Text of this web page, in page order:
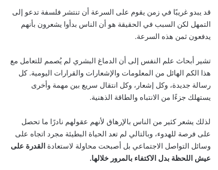
قد يبدو غريبًا في زمن يقوم على السرعة أن تنتشر فلسفة تدعو إلى
التمهل لكن السبب في الحقيقة هو أن الناس بدأوا يشعرون بأنهم
يدفعون ثمن هذه السرعة.
تشير أبحاث علم النفس إلى أن الدماغ البشري لم يُصمم للتعامل مع
هذا الكم الهائل من المعلومات والإشعارات والقرارات اليومية. كل
رسالة جديدة، وكل إشعار، وكل انتقال سريع بين مهمة وأخرى
يستهلك جزءًا من الانتباه والطاقة الذهنية.
لذلك يشعر كثير من الناس بالإرهاق لأنهم عقولهم نادرًا ما تحصل
على فرصة للهدوء، وبالتالي لم تعد الحياة البطيئة مجرد اتجاه على
وسائل التواصل الاجتماعي بل أصبحت محاولة لاستعادة القدرة على
عيش اللحظة بدل الاكتفاء بالمرور خلالها.